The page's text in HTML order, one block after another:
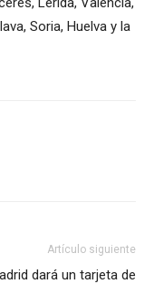
Soria, Huelva y la
Artículo siguiente
dará un tarjeta de